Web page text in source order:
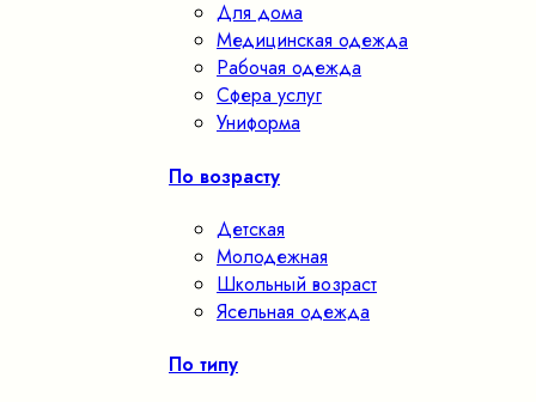
Для дома
Медицинская одежда
Рабочая одежда
Сфера услуг
Униформа
По возрасту
Детская
Молодежная
Школьный возраст
Ясельная одежда
По типу